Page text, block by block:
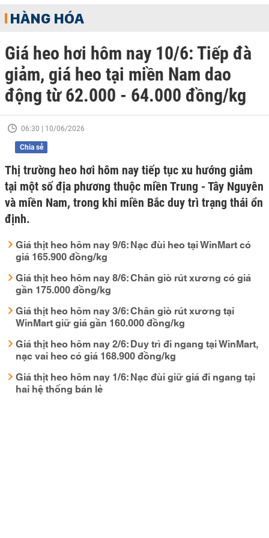
HÀNG HÓA
Giá heo hơi hôm nay 10/6: Tiếp đà
giảm, giá heo tại miền Nam dao
động từ 62.000 - 64.000 đồng/kg
06:30 | 10/06/2026
Chia sẻ
Thị trường heo hơi hôm nay tiếp tục xu hướng giảm
tại một số địa phương thuộc miền Trung - Tây Nguyên
và miền Nam, trong khi miền Bắc duy trì trạng thái ổn
định.
Giá thịt heo hôm nay 9/6: Nạc đùi heo tại WinMart có
giá 165.900 đồng/kg
Giá thịt heo hôm nay 8/6: Chân giò rút xương có giá
gần 175.000 đồng/kg
Giá thịt heo hôm nay 3/6: Chân giò rút xương tại
WinMart giữ giá gần 160.000 đồng/kg
Giá thịt heo hôm nay 2/6: Duy trì đi ngang tại WinMart,
nạc vai heo có giá 168.900 đồng/kg
Giá thịt heo hôm nay 1/6: Nạc đùi giữ giá đi ngang tại
hai hệ thống bán lẻ